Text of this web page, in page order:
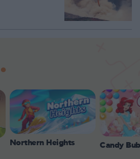
Northern Heights Candy